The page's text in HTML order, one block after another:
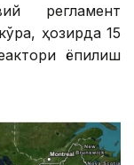
регламент
ҳозирда 15
ёпилиш